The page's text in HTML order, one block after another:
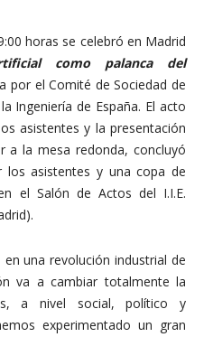
horas se celebró en Madrid
como palanca del
por el Comité de Sociedad de
Ingeniería de España. El acto
asistentes y la presentación
a la mesa redonda, concluyó
asistentes y una copa de
el Salón de Actos del I.I.E.
una revolución industrial de
va a cambiar totalmente la
a nivel social, político y
experimentado un gran